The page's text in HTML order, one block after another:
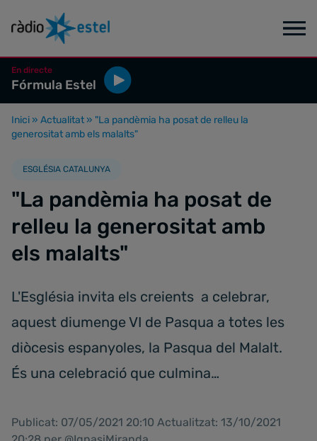
En directe
Fórmula Estel
Inici » Actualitat » "La pandèmia ha posat de relleu la
generositat amb els malalts"
ESGLÉSIA CATALUNYA
"La pandèmia ha posat de
relleu la generositat amb
els malalts"
L'Església invita els creients a celebrar,
aquest diumenge VI de Pasqua a totes les
diòcesis espanyoles, la Pasqua del Malalt.
És una celebració que culmina…
Publicat: 07/05/2021 20:10 Actualitzat: 13/10/2021